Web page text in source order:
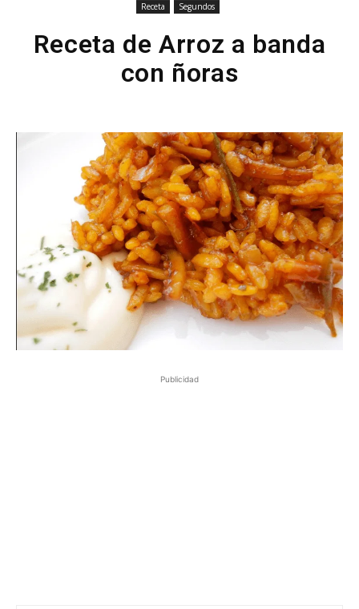
Receta Segundos
Receta de Arroz a banda
con ñoras
Publicidad